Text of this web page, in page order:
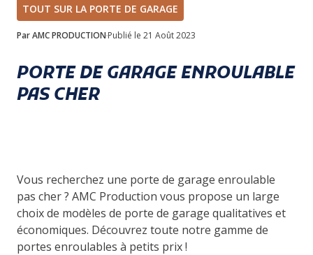
TOUT SUR LA PORTE DE GARAGE
Par AMC PRODUCTION Publié le 21 Août 2023
PORTE DE GARAGE ENROULABLE
PAS CHER
Vous recherchez une porte de garage enroulable
pas cher ? AMC Production vous propose un large
choix de modèles de porte de garage qualitatives et
économiques. Découvrez toute notre gamme de
portes enroulables à petits prix !